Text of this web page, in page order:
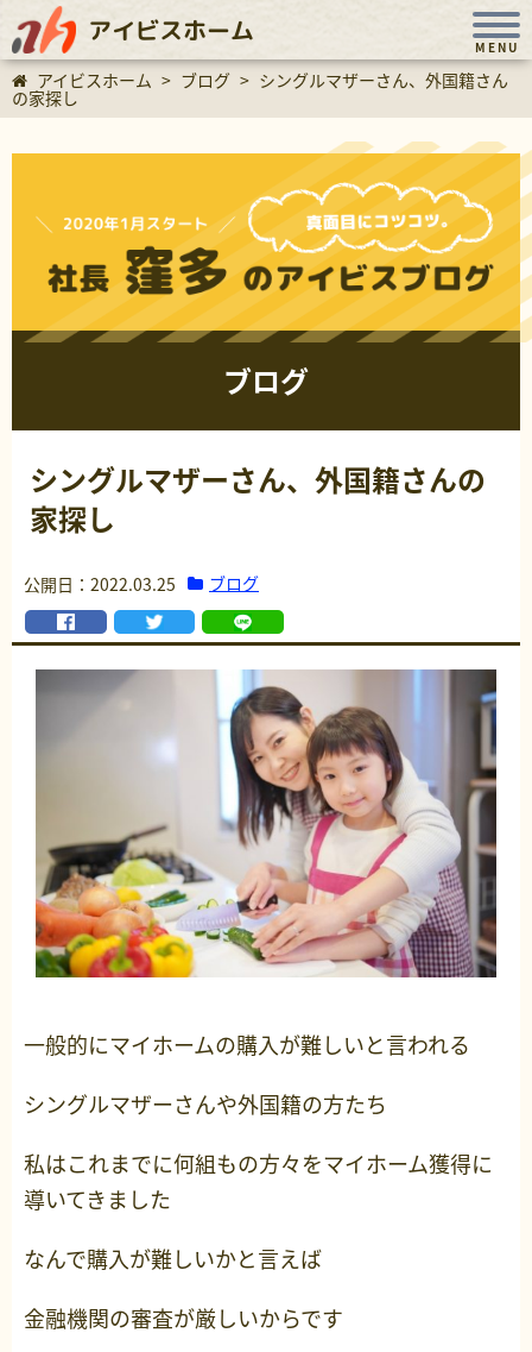
アイビスホーム
MENU
アイビスホーム > ブログ > シングルマザーさん、外国籍さん
の家探し
ブログ
シングルマザーさん、外国籍さんの
家探し
公開日：2022.03.25 ブログ
一般的にマイホームの購入が難しいと言われる
シングルマザーさんや外国籍の方たち
私はこれまでに何組もの方々をマイホーム獲得に
導いてきました
なんで購入が難しいかと言えば
金融機関の審査が厳しいからです